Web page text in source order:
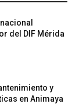
del DIF Mérida
y
en Animaya